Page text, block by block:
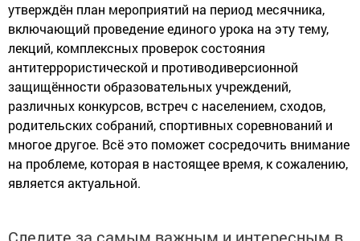
утверждён план мероприятий на период месячника,
включающий проведение единого урока на эту тему,
лекций, комплексных проверок состояния
антитеррористической и противодиверсионной
защищённости образовательных учреждений,
различных конкурсов, встреч с населением, сходов,
родительских собраний, спортивных соревнований и
многое другое. Всё это поможет сосредочить внимание
на проблеме, которая в настоящее время, к сожалению,
является актуальной.